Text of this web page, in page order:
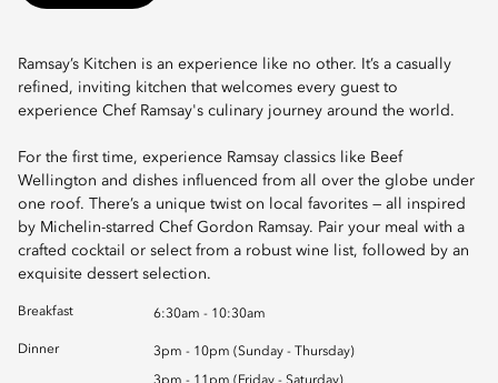
Ramsay’s Kitchen is an experience like no other. It’s a casually
refined, inviting kitchen that welcomes every guest to
experience Chef Ramsay's culinary journey around the world.
For the first time, experience Ramsay classics like Beef
Wellington and dishes influenced from all over the globe under
one roof. There’s a unique twist on local favorites — all inspired
by Michelin-starred Chef Gordon Ramsay. Pair your meal with a
crafted cocktail or select from a robust wine list, followed by an
exquisite dessert selection.
Breakfast 6:30am - 10:30am
Dinner 3pm - 10pm (Sunday - Thursday)